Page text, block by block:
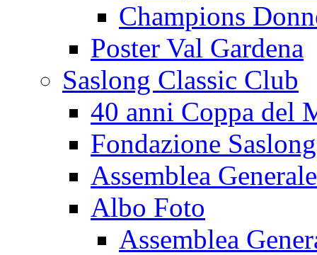
Champions
Poster Val Gardena
Saslong Classic Club
40 anni Coppa del
Fondazione Saslong
Assemblea Generale
Albo Foto
Assemblea